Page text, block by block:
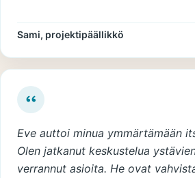
Sami, projektipäällikkö
Eve auttoi minua ymmärtämään
Olen jatkanut keskustelua
verrannut asioita. He ovat